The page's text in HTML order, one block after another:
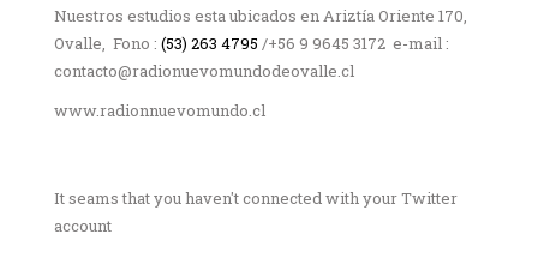
Nuestros estudios esta ubicados en Ariztía Oriente 170,
Ovalle, Fono : (53) 263 4795 /+56 9 9645 3172 e-mail :
contacto@radionuevomundodeovalle.cl
www.radionnuevomundo.cl
It seams that you haven't connected with your Twitter
account